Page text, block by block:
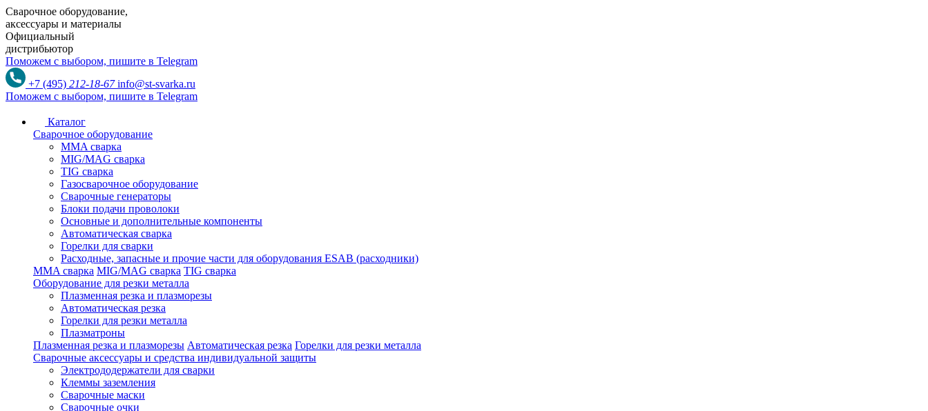
Сварочное оборудование,
аксессуары и материалы
Официальный
дистрибьютор
Поможем с выбором, пишите в Telegram
+7 (495) 212-18-67 info@st-svarka.ru
Поможем с выбором, пишите в Telegram
Каталог
Сварочное оборудование
MMA сварка
MIG/MAG сварка
TIG сварка
Газосварочное оборудование
Сварочные генераторы
Блоки подачи проволоки
Основные и дополнительные компоненты
Автоматическая сварка
Горелки для сварки
Расходные, запасные и прочие части для оборудования ESAB (расходники)
MMA сварка MIG/MAG сварка TIG сварка
Оборудование для резки металла
Плазменная резка и плазморезы
Автоматическая резка
Горелки для резки металла
Плазматроны
Плазменная резка и плазморезы Автоматическая резка Горелки для резки металла
Сварочные аксессуары и средства индивидуальной защиты
Электрододержатели для сварки
Клеммы заземления
Сварочные маски
Сварочные очки